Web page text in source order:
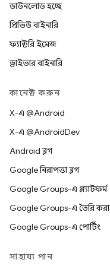
ডাউনলোড হচ্ছে
প্রিভিউ বাইনারি
ফ্যাক্টরি ইমেজ
ড্রাইভার বাইনারি
কানেক্ট করুন
X-এ @Android
X-এ @AndroidDev
Android ব্লগ
Google নিরাপত্তা ব্লগ
Google Groups-এ প্ল্যাটফর্ম
Google Groups-এ তৈরি করা
Google Groups-এ পোর্টিং
সাহায্য পান